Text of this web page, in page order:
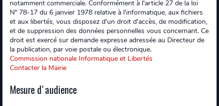
notamment commerciale. Conformément à l'article 27 de la loi
N° 78-17 du 6 janvier 1978 relative à l'informatique, aux fichiers
et aux libertés, vous disposez d'un droit d'accès, de modification,
et de suppression des données personnelles vous concernant. Ce
droit est exercé sur demande expresse adressée au Directeur de
la publication, par voie postale ou électronique.
Commission nationale Informatique et Libertés
Contacter la Mairie
Mesure d'audience